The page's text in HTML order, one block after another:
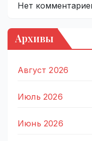
Нет
Архивы
Август 2026
Июль 2026
Июнь 2026